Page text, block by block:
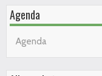
Agenda
Agenda